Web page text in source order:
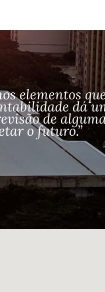
elementos
dá
de
o futuro.”